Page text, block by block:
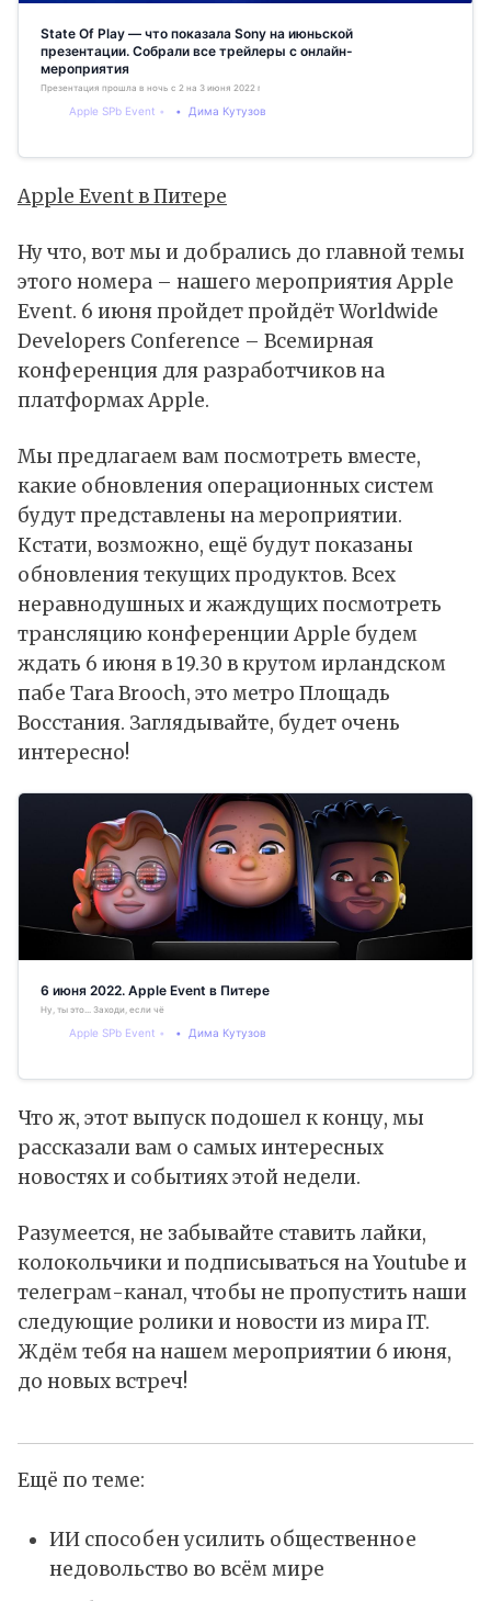
State Of Play — что показала Sony на июньской
презентации. Собрали все трейлеры с онлайн-
мероприятия
Презентация прошла в ночь с 2 на 3 июня 2022 года
Apple SPb Event Дима Кутузов
Apple Event в Питере
Ну что, вот мы и добрались до главной темы
этого номера – нашего мероприятия Apple
Event. 6 июня пройдет пройдёт Worldwide
Developers Conference – Всемирная
конференция для разработчиков на
платформах Apple.
Мы предлагаем вам посмотреть вместе,
какие обновления операционных систем
будут представлены на мероприятии.
Кстати, возможно, ещё будут показаны
обновления текущих продуктов. Всех
неравнодушных и жаждущих посмотреть
трансляцию конференции Apple будем
ждать 6 июня в 19.30 в крутом ирландском
пабе Tara Brooch, это метро Площадь
Восстания. Заглядывайте, будет очень
интересно!
6 июня 2022. Apple Event в Питере
Ну, ты это... Заходи, если чё
Apple SPb Event Дима Кутузов
Что ж, этот выпуск подошел к концу, мы
рассказали вам о самых интересных
новостях и событиях этой недели.
Разумеется, не забывайте ставить лайки,
колокольчики и подписываться на Youtube и
телеграм-канал, чтобы не пропустить наши
следующие ролики и новости из мира IT.
Ждём тебя на нашем мероприятии 6 июня,
до новых встреч!
Ещё по теме:
ИИ способен усилить общественное
недовольство во всём мире